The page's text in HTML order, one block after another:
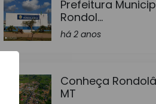
Prefeitura
Rondol...
há 2 anos
Conheça
MT